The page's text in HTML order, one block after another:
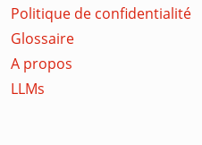
Politique de confidentialité
Glossaire
A propos
LLMs